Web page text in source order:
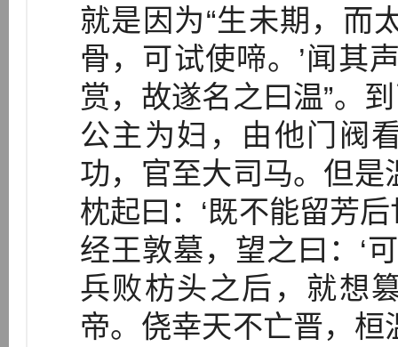
就是因为“生未期，而
骨，可试使啼。’闻其
赏，故遂名之曰温”。
公主为妇，由他门阀
功，官至大司马。但是
枕起曰：‘既不能留芳
经王敦墓，望之曰：‘
兵败枋头之后，就想
帝。侥幸天不亡晋，桓